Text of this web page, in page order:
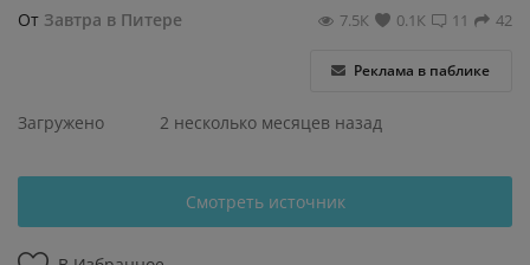
От Завтра в Питере 42
11
0.1К
7.5К
Реклама в паблике
Загружено 2 несколько месяцев назад
Смотреть источник